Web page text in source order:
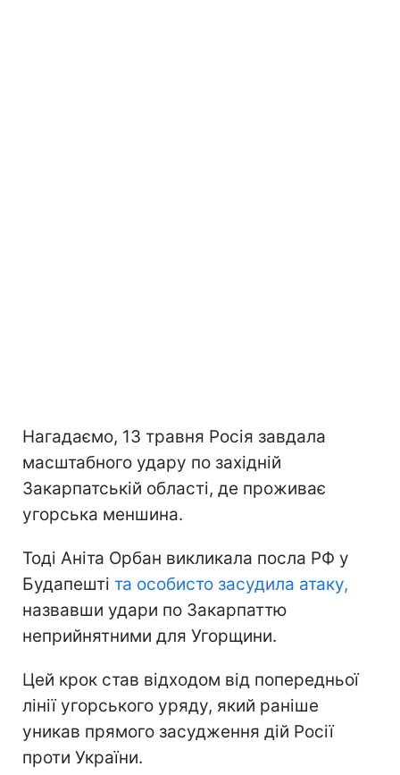
Нагадаємо, 13 травня Росія завдала
масштабного удару по західній
Закарпатській області, де проживає
угорська меншина.
Тоді Аніта Орбан викликала посла РФ у
Будапешті та особисто засудила атаку,
назвавши удари по Закарпаттю
неприйнятними для Угорщини.
Цей крок став відходом від попередньої
лінії угорського уряду, який раніше
уникав прямого засудження дій Росії
проти України.